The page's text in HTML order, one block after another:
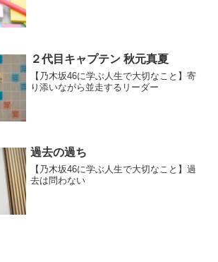
２代目キャプテン 秋元真夏
【乃木坂46に学ぶ人生で大切なこと】寄
り添いながら並走するリーダー
過去の過ち
【乃木坂46に学ぶ人生で大切なこと】過
去は問わない